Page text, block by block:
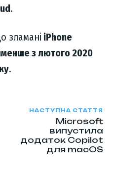
.
зламані iPhone
з лютого 2020
.
НАСТУПНА СТАТТЯ
Microsoft
випустила
додаток Copilot
для macOS